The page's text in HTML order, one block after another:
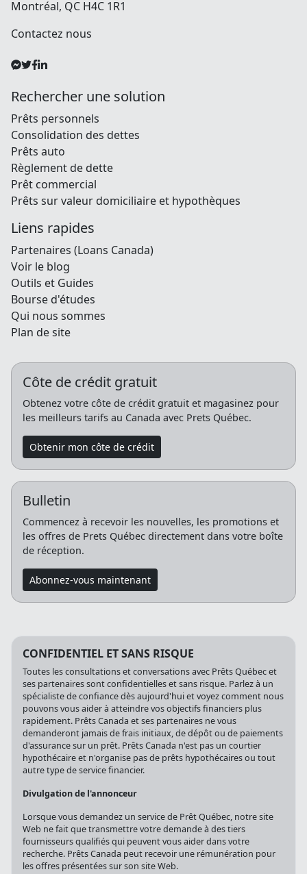
4000 Rue Notre-Dame O
Rechercher une solution
Prêts personnels
Consolidation des dettes
Prêts auto
Règlement de dette
Prêt commercial
Liens rapides
Partenaires (Loans Canada)
Voir le blog
Outils et Guides
Bourse d'études
Qui nous sommes
Côte de crédit gratuit
Obtenez votre côte de crédit gratuit et magasinez pour
Obtenir mon côte de crédit
Bulletin
Commencez à recevoir les nouvelles, les promotions et
les offres de Prets Québec directement dans votre boîte
Abonnez-vous maintenant
CONFIDENTIEL ET SANS RISQUE
Toutes les consultations et conversations avec Prêts Québec et
ses partenaires sont confidentielles et sans risque. Parlez à un
spécialiste de confiance dès aujourd'hui et voyez comment nous
pouvons vous aider à atteindre vos objectifs financiers plus
rapidement. Prêts Canada et ses partenaires ne vous
demanderont jamais de frais initiaux, de dépôt ou de paiements
d'assurance sur un prêt. Prêts Canada n'est pas un courtier
hypothécaire et n'organise pas de prêts hypothécaires ou tout
Lorsque vous demandez un service de Prêt Québec, notre site
Web ne fait que transmettre votre demande à des tiers
fournisseurs qualifiés qui peuvent vous aider dans votre
recherche. Prêts Canada peut recevoir une rémunération pour